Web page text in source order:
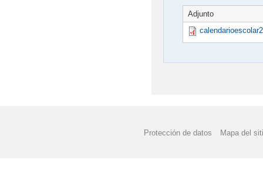
Adjunto
Protección de datos Mapa del